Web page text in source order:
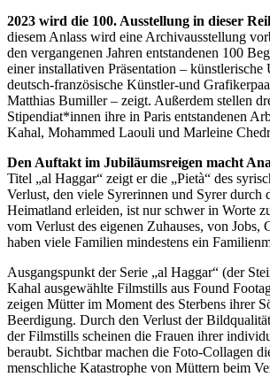
2023 wird die 100. Ausstellung in dieser
diesem Anlass wird eine Archivausstellung
den vergangenen Jahren entstandenen 100
einer installativen Präsentation – künstlerische
deutsch-französische Künstler-und
Matthias Bumiller – zeigt. Außerdem stellen
Stipendiat*innen ihre in Paris entstandenen
Kahal, Mohammed Laouli und Marleine
Den Auftakt im Jubiläumsreigen macht
Titel „al Haggar“ zeigt er die „Pietà“ des
Verlust, den viele Syrerinnen und Syrer durch
Heimatland erleiden, ist nur schwer in Worte
vom Verlust des eigenen Zuhauses, von Jobs,
haben viele Familien mindestens ein
Ausgangspunkt der Serie „al Haggar“ (der
Kahal ausgewählte Filmstills aus Found
zeigen Mütter im Moment des Sterbens ihrer
Beerdigung. Durch den Verlust der
der Filmstills scheinen die Frauen ihrer
beraubt. Sichtbar machen die Foto-Collagen
menschliche Katastrophe von Müttern beim